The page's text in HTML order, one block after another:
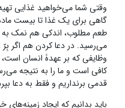
وقتی شما می‌خواهید غذایی
گاهی برای یک غذا تا بیست
طعم مطلوب، اندکی هم نمک به
می‌رسید. در دعا کردن هم اگر
وظایفی که بر عهدۀ انسان
کافی است و ما را به نتیجه
قدمی برنداریم و فقط به دعا
باید‌ بدانیم که ایجاد زمینه‌های